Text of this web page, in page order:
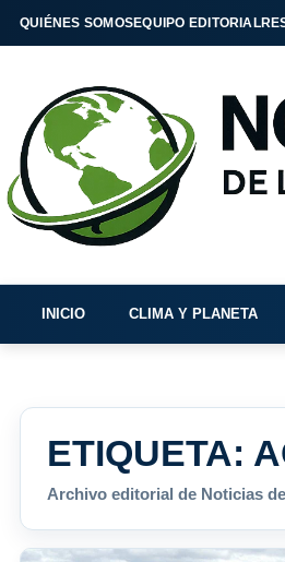
QUIÉNES SOMOSEQUIPO EDITORIAL
INICIO CLIMA Y PLANETA
ETIQUETA:
Archivo editorial de Noticias